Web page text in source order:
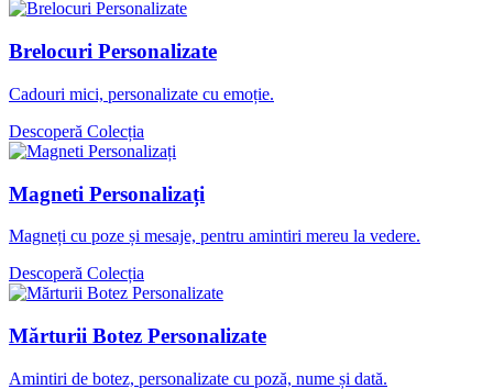
Brelocuri Personalizate
Cadouri mici, personalizate cu emoție.
Descoperă Colecția
Magneti Personalizați
Magneți cu poze și mesaje, pentru amintiri mereu la vedere.
Descoperă Colecția
Mărturii Botez Personalizate
Amintiri de botez, personalizate cu poză, nume și dată.